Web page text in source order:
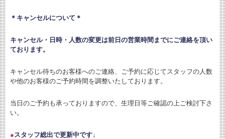
＊キャンセルについて＊
キャンセル・日時・人数の変更は前日の営業時間までにご連絡を頂い
ております。
キャンセル待ちのお客様へのご連絡、ご予約に応じてスタッフの人数
や他のお客様のご予約時間を調整いたしております。
当日のご予約も承っておりますので、生理日等ご確認の上ご検討下さ
い。
●スタッフ総出で更新中です↓